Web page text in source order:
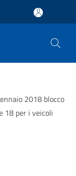
2018 blocco
18 per i veicoli